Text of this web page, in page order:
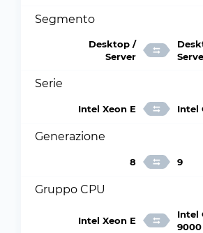
Segmento
Desktop /
Server
Serie
Intel Xeon E Intel
Generazione
8 9
Gruppo CPU
Intel Xeon E
Intel
9000